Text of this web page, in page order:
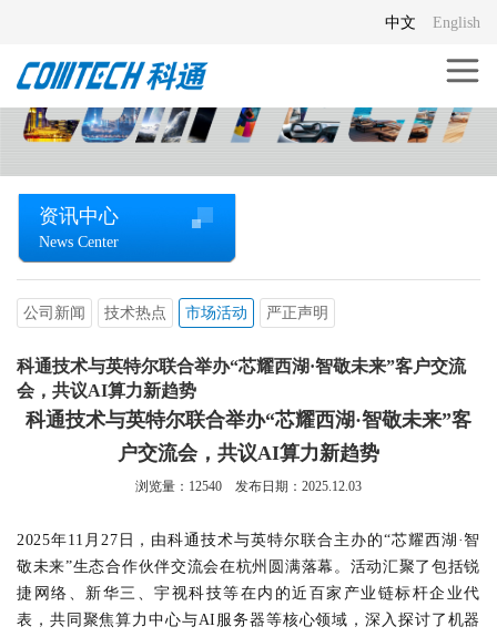
English
中文
资讯中心
News Center
公司新闻 技术热点 市场活动 严正声明
科通技术与英特尔联合举办“芯耀西湖·智敬未来”客户交流
会，共议AI算力新趋势
科通技术与英特尔联合举办“芯耀西湖·智敬未来”客
户交流会，共议AI算力新趋势
浏览量： 12540 发布日期：2025.12.03
2025年11 月 27 日 ，由科通技术与英特尔联合主办的“芯耀西湖 ·智
敬未来”生态合作伙伴交流会在杭州圆满落幕。活动汇聚了包括锐
捷网络、新华三、宇视科技等在内的近百家产业链标杆企业代
表，共同聚焦算力中心与AI服务器等核心领域，深入探讨了机器